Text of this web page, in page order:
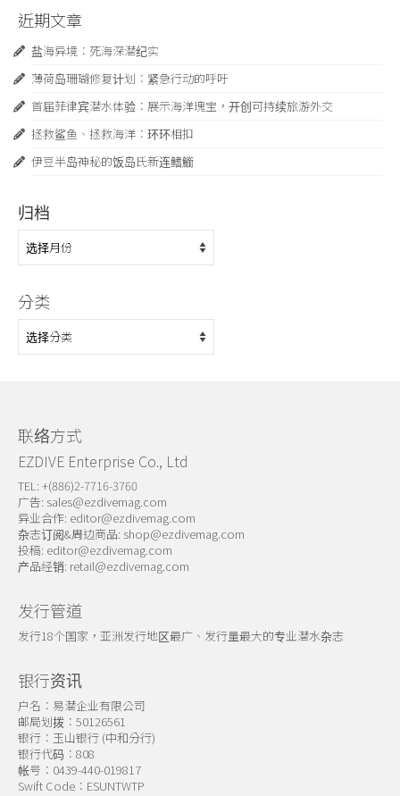
近期文章
盐海异境：死海深潜纪实
薄荷岛珊瑚修复计划：紧急行动的呼吁
首届菲律宾潜水体验：展示海洋瑰宝，开创可持续旅游外交
拯救鲨鱼、拯救海洋：环环相扣
伊豆半岛神秘的饭岛氏新连鳍䲗
归档
归
档
分类
分
类
联络方式
EZDIVE Enterprise Co., Ltd
TEL: +(886)2-7716-3760
广告: sales@ezdivemag.com
异业合作: editor@ezdivemag.com
杂志订阅&周边商品: shop@ezdivemag.com
投稿: editor@ezdivemag.com
产品经销: retail@ezdivemag.com
发行管道
发行18个国家，亚洲发行地区最广、发行量最大的专业潜水杂志
银行资讯
户名：易潜企业有限公司
邮局划拨：50126561
银行：玉山银行 (中和分行)
银行代码：808
帐号：0439-440-019817
Swift Code：ESUNTWTP